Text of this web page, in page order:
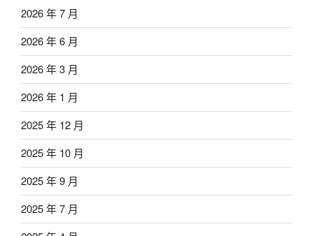
2026 年 7 月
2026 年 6 月
2026 年 3 月
2026 年 1 月
2025 年 12 月
2025 年 10 月
2025 年 9 月
2025 年 7 月